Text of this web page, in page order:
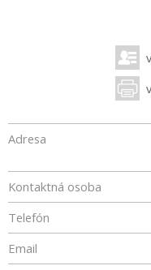
Adresa
Kontaktná osoba
Telefón
Email